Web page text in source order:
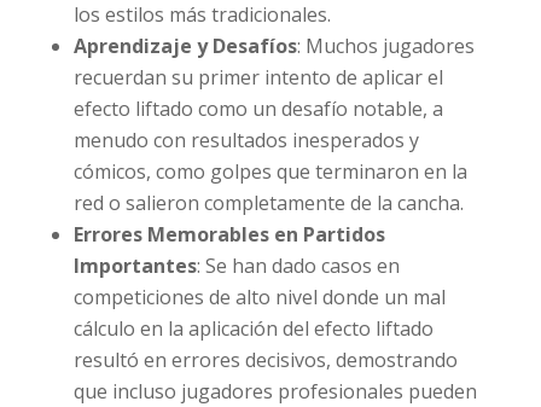
los estilos más tradicionales.
Aprendizaje y Desafíos: Muchos jugadores
recuerdan su primer intento de aplicar el
efecto liftado como un desafío notable, a
menudo con resultados inesperados y
cómicos, como golpes que terminaron en la
red o salieron completamente de la cancha.
Errores Memorables en Partidos
Importantes: Se han dado casos en
competiciones de alto nivel donde un mal
cálculo en la aplicación del efecto liftado
resultó en errores decisivos, demostrando
que incluso jugadores profesionales pueden